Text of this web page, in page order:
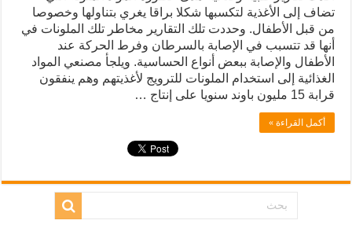
تضاف إلى الأغذية لتكسبها شكلا براقا يغري بتناولها وخصوصا
من قبل الأطفال. وحددت تلك التقارير مخاطر تلك الملونات في
أنها قد تتسبب في الإصابة بالسرطان وفرط الحركة عند
الأطفال والإصابة ببعض أنواع الحساسية. ويلجأ مصنعي المواد
الغذائية إلى استخدام الملونات للترويج لأغذيتهم وهم ينفقون
قرابة 15 مليون باوند سنويا على إنتاج …
أكمل القراءة »